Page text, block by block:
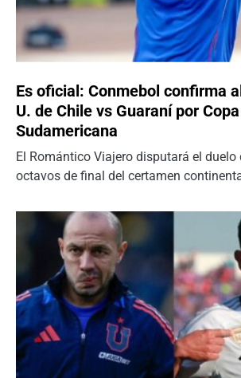
Es oficial: Conmebol confirma
U. de Chile vs Guaraní por Copa
Sudamericana
El Romántico Viajero disputará el duelo
octavos de final del certamen